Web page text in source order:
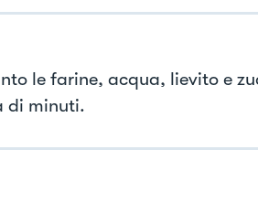
le farine, acqua, lievito e
di minuti.